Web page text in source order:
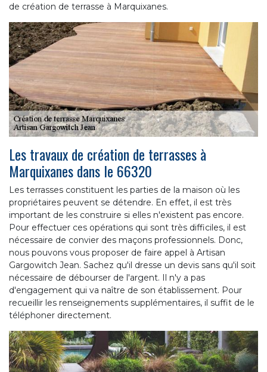
de création de terrasse à Marquixanes.
Les travaux de création de terrasses à
Marquixanes dans le 66320
Les terrasses constituent les parties de la maison où les
propriétaires peuvent se détendre. En effet, il est très
important de les construire si elles n'existent pas encore.
Pour effectuer ces opérations qui sont très difficiles, il est
nécessaire de convier des maçons professionnels. Donc,
nous pouvons vous proposer de faire appel à Artisan
Gargowitch Jean. Sachez qu'il dresse un devis sans qu'il soit
nécessaire de débourser de l'argent. Il n'y a pas
d'engagement qui va naître de son établissement. Pour
recueillir les renseignements supplémentaires, il suffit de le
téléphoner directement.